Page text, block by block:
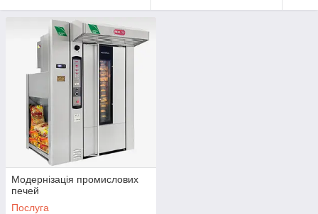
Модернізація промислових
печей
Послуга